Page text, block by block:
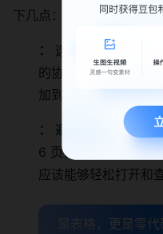
下几点：
：
选择一种灵活的文
的协作性质。它应该
加到备忘录中，并包
：
避免访问问题带来
6 页备忘录后，一旦
应该能够轻松打开和
是表格，更是零